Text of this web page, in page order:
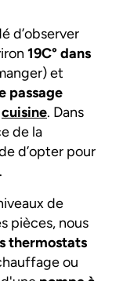
d’observer
19C° dans
et
passage
cuisine. Dans
de la
d’opter pour
.
de
pièces, nous
thermostats
ou